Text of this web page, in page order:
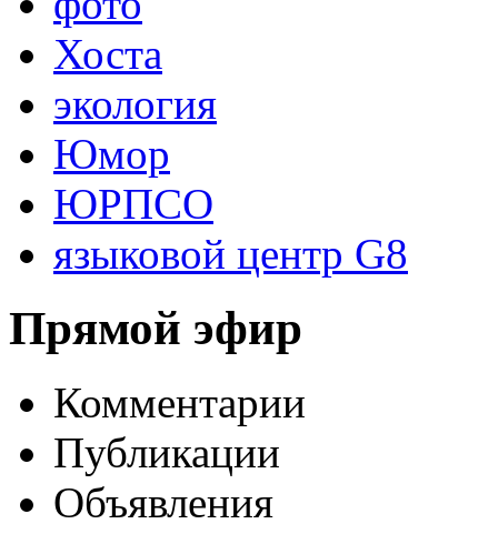
Хоста
экология
Юмор
ЮРПСО
языковой центр G8
Прямой эфир
Комментарии
Публикации
Объявления